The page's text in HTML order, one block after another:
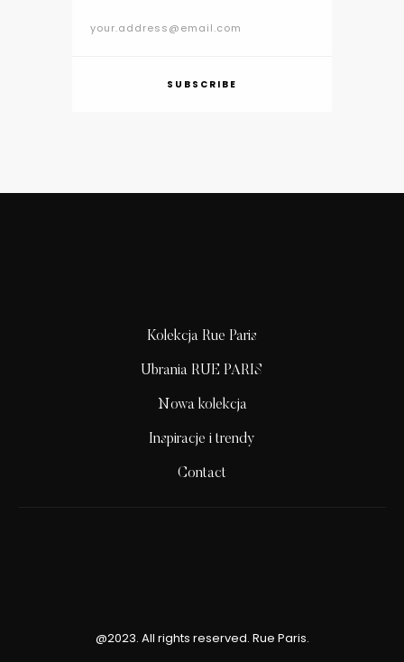
SUBSCRIBE
Kolekcja Rue Paris
Ubrania RUE PARIS
Nowa kolekcja
Inspiracje i trendy
Contact
@2023. All rights reserved. Rue Paris.